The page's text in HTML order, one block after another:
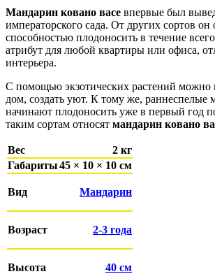
составляла
4,700₽.
4,300₽.
Мандарин ковано васе впервые был
императорского сада. От других сортов он
способностью плодоносить в течение
атрибут для любой квартиры или офиса,
интерьера.
С помощью экзотических растений можно
дом, создать уют. К тому же, раннеспелые
начинают плодоносить уже в первый год
таким сортам относят мандарин ковано
Вес
2 кг
Габариты45 × 10 × 10 см
Вид Мандарин
Возраст 2-3 года
Высота 40 см